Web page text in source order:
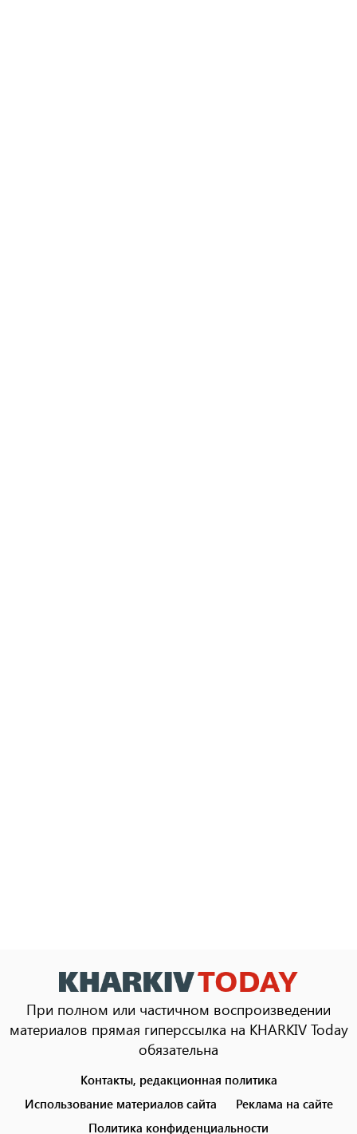
При полном или частичном воспроизведении
материалов прямая гиперссылка на KHARKIV Today
обязательна
menu
Контакты, редакционная политика
Использование материалов сайта
Реклама на сайте
Политика конфиденциальности